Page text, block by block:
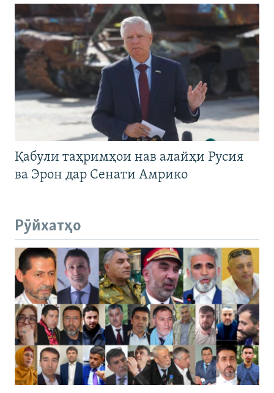
Қабули таҳримҳои нав алайҳи Русия
ва Эрон дар Сенати Амрико
Рӯйхатҳо